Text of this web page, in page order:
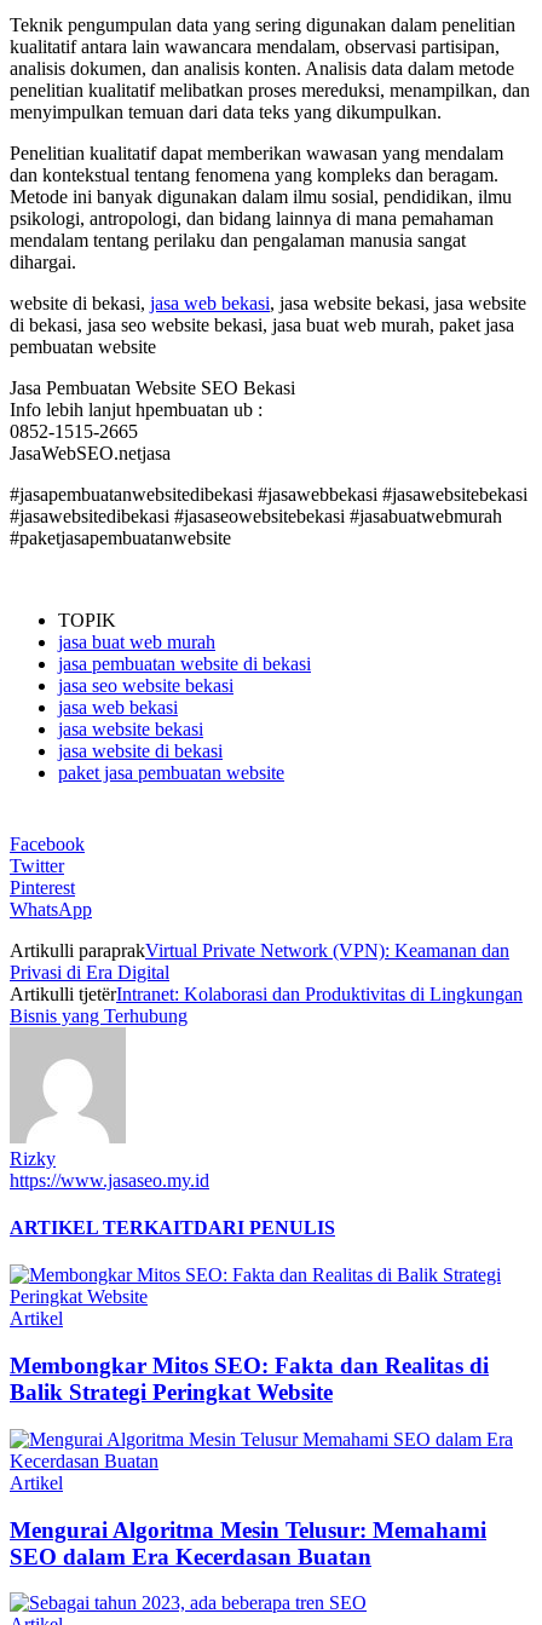
Teknik pengumpulan data yang sering digunakan dalam penelitian
kualitatif antara lain wawancara mendalam, observasi partisipan,
analisis dokumen, dan analisis konten. Analisis data dalam metode
penelitian kualitatif melibatkan proses mereduksi, menampilkan, dan
menyimpulkan temuan dari data teks yang dikumpulkan.
Penelitian kualitatif dapat memberikan wawasan yang mendalam
dan kontekstual tentang fenomena yang kompleks dan beragam.
Metode ini banyak digunakan dalam ilmu sosial, pendidikan, ilmu
psikologi, antropologi, dan bidang lainnya di mana pemahaman
mendalam tentang perilaku dan pengalaman manusia sangat
dihargai.
website di bekasi, jasa web bekasi, jasa website bekasi, jasa website
di bekasi, jasa seo website bekasi, jasa buat web murah, paket jasa
pembuatan website
Jasa Pembuatan Website SEO Bekasi
Info lebih lanjut hpembuatan ub :
0852-1515-2665
JasaWebSEO.netjasa
#jasapembuatanwebsitedibekasi #jasawebbekasi #jasawebsitebekasi
#jasawebsitedibekasi #jasaseowebsitebekasi #jasabuatwebmurah
#paketjasapembuatanwebsite
TOPIK
jasa buat web murah
jasa pembuatan website di bekasi
jasa seo website bekasi
jasa web bekasi
jasa website bekasi
jasa website di bekasi
paket jasa pembuatan website
Facebook
Twitter
Pinterest
WhatsApp
Artikulli paraprakVirtual Private Network (VPN): Keamanan dan
Privasi di Era Digital
Artikulli tjetërIntranet: Kolaborasi dan Produktivitas di Lingkungan
Bisnis yang Terhubung
Rizky
https://www.jasaseo.my.id
ARTIKEL TERKAITDARI PENULIS
Artikel
Membongkar Mitos SEO: Fakta dan Realitas di
Balik Strategi Peringkat Website
Artikel
Mengurai Algoritma Mesin Telusur: Memahami
SEO dalam Era Kecerdasan Buatan